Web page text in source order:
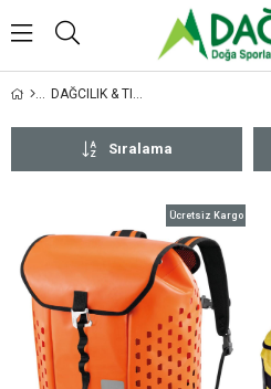
DAĞCILIK & TIRMANIŞ
Sıralama
Ücretsiz Kargo